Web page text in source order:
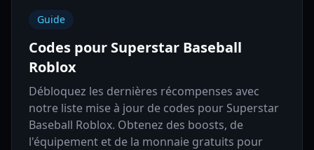
Guide
Codes pour Superstar Baseball
Roblox
Débloquez les dernières récompenses avec
notre liste mise à jour de codes pour Superstar
Baseball Roblox. Obtenez des boosts, de
l'équipement et de la monnaie gratuits pour